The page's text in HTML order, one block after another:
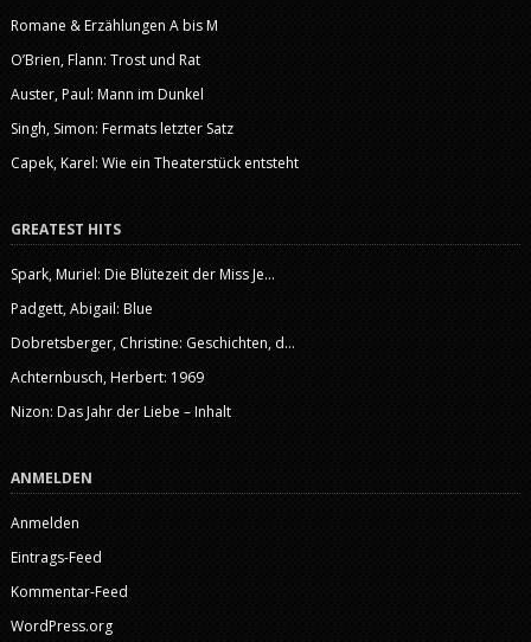
Romane & Erzählungen A bis M
O’Brien, Flann: Trost und Rat
Auster, Paul: Mann im Dunkel
Singh, Simon: Fermats letzter Satz
Capek, Karel: Wie ein Theaterstück entsteht
GREATEST HITS
Spark, Muriel: Die Blütezeit der Miss Je...
Padgett, Abigail: Blue
Dobretsberger, Christine: Geschichten, d...
Achternbusch, Herbert: 1969
Nizon: Das Jahr der Liebe – Inhalt
ANMELDEN
Anmelden
Eintrags-Feed
Kommentar-Feed
WordPress.org